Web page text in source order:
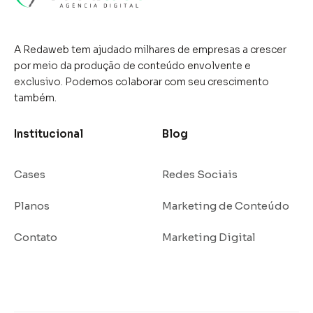
vendas.O Facebook Ads permite
que empresas criem campanhas
...
A Redaweb tem ajudado milhares de empresas a crescer
por meio da produção de conteúdo envolvente e
exclusivo. Podemos colaborar com seu crescimento
também.
Institucional
Cases
Planos
Contato
Blog
Redes Sociais
Marketing de Conteúdo
Marketing Digital